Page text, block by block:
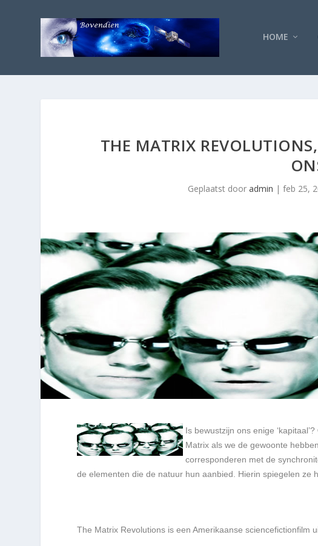
HOME
THE MATRIX
Geplaatst door admin | feb 25,
Is bewustzijn ons enige
Matrix als we de gewoonte
corresponderen met de
de elementen die de natuur hun aanbied. Hierin spiegelen ze
The Matrix Revolutions is een Amerikaanse sciencefictionfilm